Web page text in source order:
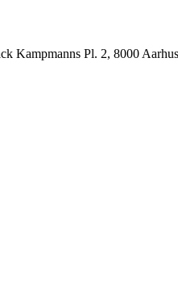
Kampmanns Pl. 2, 8000